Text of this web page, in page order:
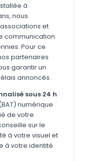
à
nous
et
communication
Pour ce
partenaires
garantir un
annoncés.
sous 24 h
numérique
de votre
sur le
à votre visuel et
à votre identité